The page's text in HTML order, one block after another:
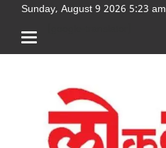
Sunday, August 9 2026 5:23 am